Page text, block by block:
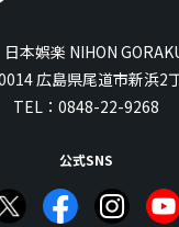
本娯楽 NIHON
広島県尾道市新浜2
TEL： 0848-22-9268
公式SNS